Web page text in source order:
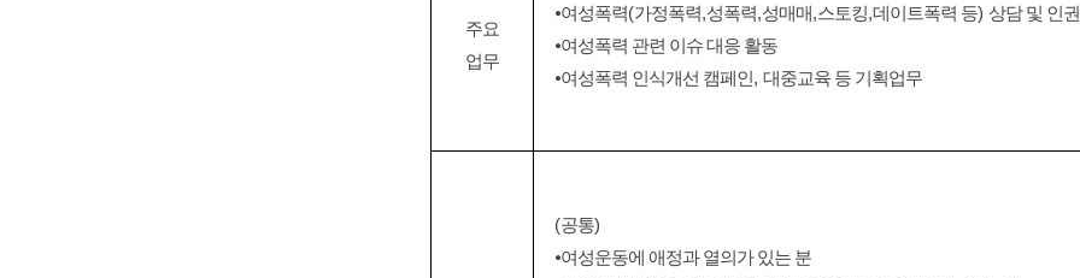
주요
업무
⦁여성폭력(가정폭력,성폭력,성매매,스토킹,데이트폭력 등) 상담 및 인
⦁여성폭력 관련 이슈 대응 활동
⦁여성폭력 인식개선 캠페인 , 대중교육 등 기획업무
(공통)
⦁여성운동에 애정과 열의가 있는 분